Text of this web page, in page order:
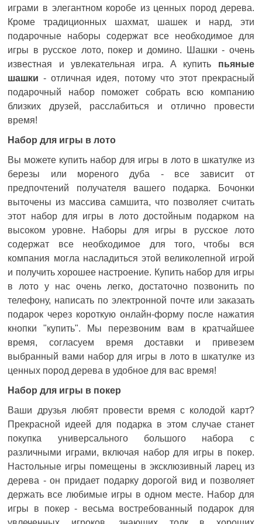
играми в элегантном коробе из ценных пород дерева.
Кроме традиционных шахмат, шашек и нард, эти
подарочные наборы содержат все необходимое для
игры в русское лото, покер и домино. Шашки - очень
известная и увлекательная игра. А купить пьяные
шашки - отличная идея, потому что этот прекрасный
подарочный набор поможет собрать всю компанию
близких друзей, расслабиться и отлично провести
время!
Набор для игры в лото
Вы можете купить набор для игры в лото в шкатулке из
березы или мореного дуба - все зависит от
предпочтений получателя вашего подарка. Бочонки
выточены из массива самшита, что позволяет считать
этот набор для игры в лото достойным подарком на
высоком уровне. Наборы для игры в русское лото
содержат все необходимое для того, чтобы вся
компания могла насладиться этой великолепной игрой
и получить хорошее настроение. Купить набор для игры
в лото у нас очень легко, достаточно позвонить по
телефону, написать по электронной почте или заказать
подарок через короткую онлайн-форму после нажатия
кнопки "купить". Мы перезвоним вам в кратчайшее
время, согласуем время доставки и привезем
выбранный вами набор для игры в лото в шкатулке из
ценных пород дерева в удобное для вас время!
Набор для игры в покер
Ваши друзья любят провести время с колодой карт?
Прекрасной идеей для подарка в этом случае станет
покупка универсального большого набора с
различными играми, включая набор для игры в покер.
Настольные игры помещены в эксклюзивный ларец из
дерева - он придает подарку дорогой вид и позволяет
держать все любимые игры в одном месте. Набор для
игры в покер - весьма востребованный подарок для